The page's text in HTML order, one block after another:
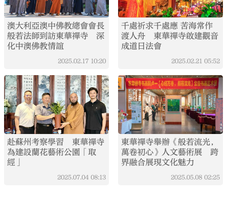
澳大利亞澳中佛教總會會長
般若法師到訪東華禪寺 深
化中澳佛教情誼
2025.02.17 10:20
千處祈求千處應 苦海常作
渡人舟 東華禪寺啟建觀音
成道日法會
2025.02.21 05:52
赴蘇州考察學習 東華禪寺
為建設蘭花藝術公園「取
經」
2025.07.04 08:13
東華禪寺舉辦《般若流光，
萬卷初心》人文藝術展 跨
界融合展現文化魅力
2025.05.08 02:25